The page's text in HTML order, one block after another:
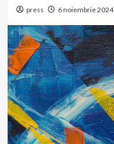
press 6 noiembrie 2024